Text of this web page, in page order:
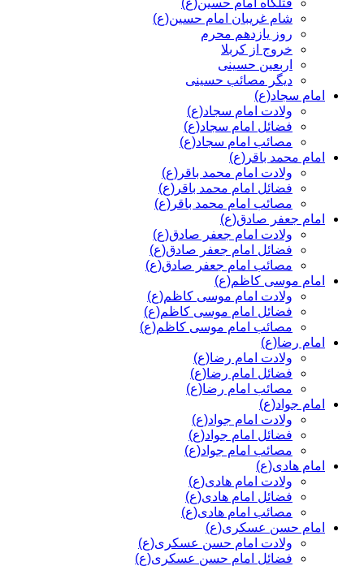
شام غریبان امام حسین(ع)
روز یازدهم محرم
خروج از کربلا
اربعین حسینی
دیگر مصائب حسینی
امام سجاد(ع)
ولادت امام سجاد(ع)
فضائل امام سجاد(ع)
مصائب امام سجاد(ع)
امام محمد باقر(ع)
ولادت امام محمد باقر(ع)
فضائل امام محمد باقر(ع)
مصائب امام محمد باقر(ع)
امام جعفر صادق(ع)
ولادت امام جعفر صادق(ع)
فضائل امام جعفر صادق(ع)
مصائب امام جعفر صادق(ع)
امام موسی کاظم(ع)
ولادت امام موسی کاظم(ع)
فضائل امام موسی کاظم(ع)
مصائب امام موسی کاظم(ع)
امام رضا(ع)
ولادت امام رضا(ع)
فضائل امام رضا(ع)
مصائب امام رضا(ع)
امام جواد(ع)
ولادت امام جواد(ع)
فضائل امام جواد(ع)
مصائب امام جواد(ع)
امام هادی(ع)
ولادت امام هادی(ع)
فضائل امام هادی(ع)
مصائب امام هادی(ع)
امام حسن عسکری(ع)
ولادت امام حسن عسکری(ع)
فضائل امام حسن عسکری(ع)